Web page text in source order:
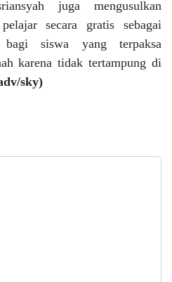
juga mengusulkan
secara gratis sebagai
siswa yang terpaksa
karena tidak tertampung di
sky)